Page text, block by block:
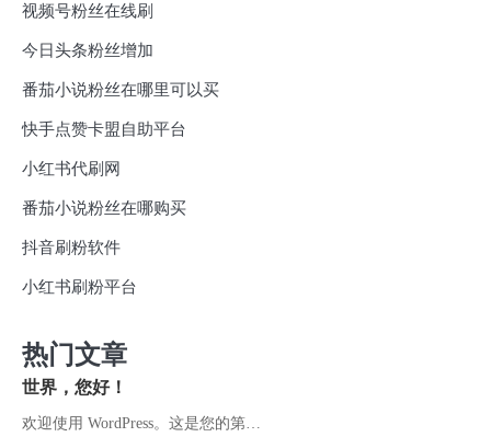
视频号粉丝在线刷
今日头条粉丝增加
番茄小说粉丝在哪里可以买
快手点赞卡盟自助平台
小红书代刷网
番茄小说粉丝在哪购买
抖音刷粉软件
小红书刷粉平台
热门文章
世界，您好！
欢迎使用 WordPress。这是您的第…